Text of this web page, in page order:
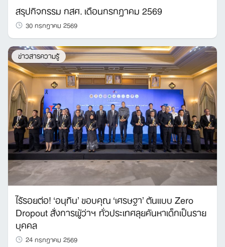
สรุปกิจกรรม กสศ. เดือนกรกฎาคม 2569
30 กรกฎาคม 2569
ข่าวสารความรู้
ไร้รอยต่อ! ‘อนุทิน’ ขอบคุณ ‘เศรษฐา’ ต้นแบบ Zero
Dropout สั่งการผู้ว่าฯ ทั่วประเทศลุยค้นหาเด็กเป็นราย
บุคคล
24 กรกฎาคม 2569